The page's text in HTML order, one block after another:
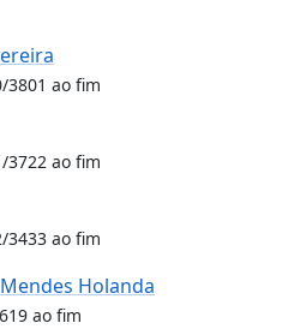
3801 ao fim
3722 ao fim
3433 ao fim
Holanda
ao fim